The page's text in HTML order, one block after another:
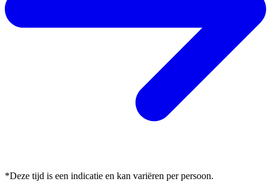
*Deze tijd is een indicatie en kan variëren per persoon.